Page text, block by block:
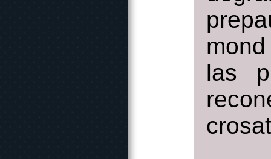
las